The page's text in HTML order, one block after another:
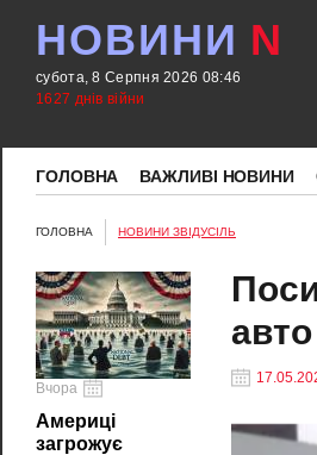
НОВИНИ N
субота, 8 Серпня 2026 08:46
1627 днів війни
ГОЛОВНА ВАЖЛИВІ НОВИНИ
ГОЛОВНА НОВИНИ ЗВІДУСІЛЬ
Вчора
Америці
загрожує